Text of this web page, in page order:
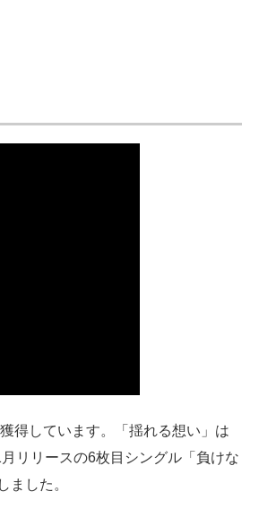
得しています。「揺れる想い」は
リリースの6枚目シングル「負けな
ました。